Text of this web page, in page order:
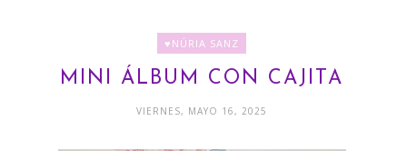
♥NÚRIA SANZ
MINI ÁLBUM CON CAJITA
VIERNES, MAYO 16, 2025